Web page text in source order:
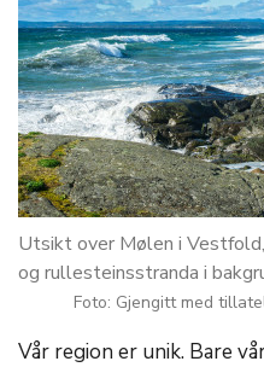
Utsikt over Mølen i
og rullesteinsstranda i
Foto: Gjengitt med
Vår region er unik. Bare